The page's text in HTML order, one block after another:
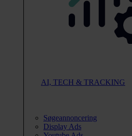
AI, TECH & TRACKING
Søgeannoncering
Display Ads